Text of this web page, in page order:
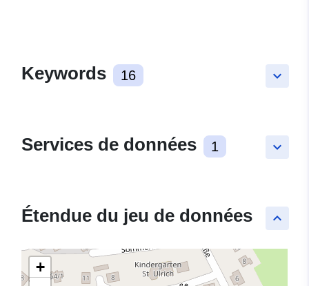
keyboard_arrow_down
Keywords 16
keyboard_arrow_down
Services de données 1
keyboard_arrow_up
Étendue du jeu de données
+